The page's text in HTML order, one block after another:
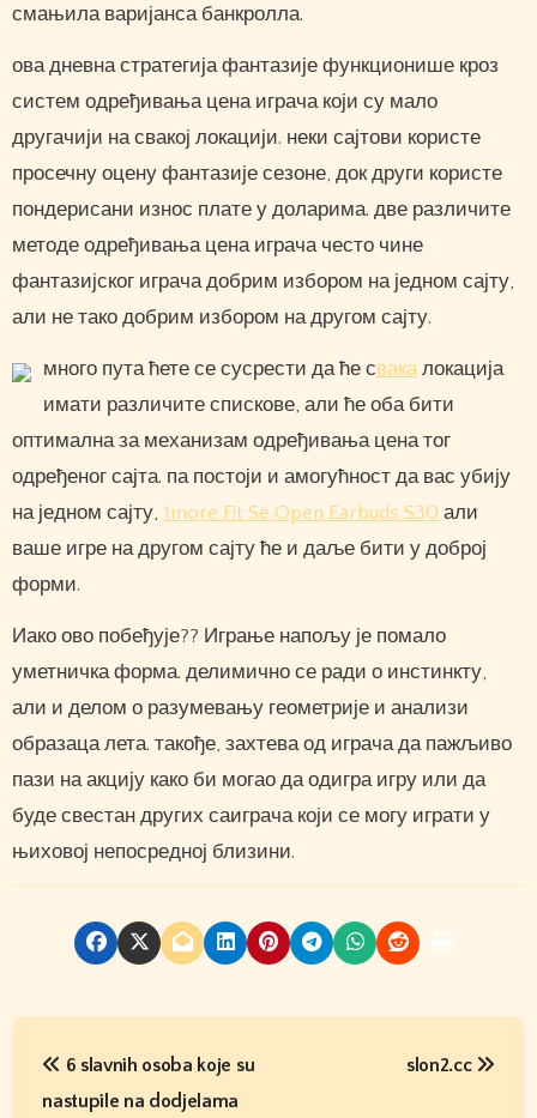
смањила варијанса банкролла.
ова дневна стратегија фантазије функционише кроз
систем одређивања цена играча који су мало
другачији на свакој локацији. неки сајтови користе
просечну оцену фантазије сезоне, док други користе
пондерисани износ плате у доларима. две различите
методе одређивања цена играча често чине
фантазијског играча добрим избором на једном сајту,
али не тако добрим избором на другом сајту.
много пута ћете се сусрести да ће свакалокација
имати различите спискове, али ће оба бити
оптимална за механизам одређивања цена тог
одређеног сајта. па постоји и амогућност да вас убију
на једном сајту, 1more Fit Se Open Earbuds S30 али
ваше игре на другом сајту ће и даље бити у доброј
форми.
Иако ово побеђује?? Играње напољу је помало
уметничка форма. делимично се ради о инстинкту,
али и делом о разумевању геометрије и анализи
образаца лета. такође, захтева од играча да пажљиво
пази на акцију како би могао да одигра игру или да
буде свестан других саиграча који се могу играти у
њиховој непосредној близини.
P
6 slavnih osoba koje su
nastupile na dodjelama
slon2.cc